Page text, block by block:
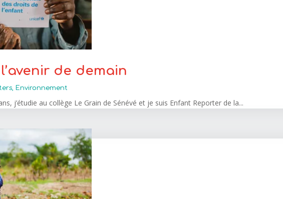
de demain
, Environnement
j’étudie au collège Le Grain de Sénévé et je suis Enfant Reporter de la...